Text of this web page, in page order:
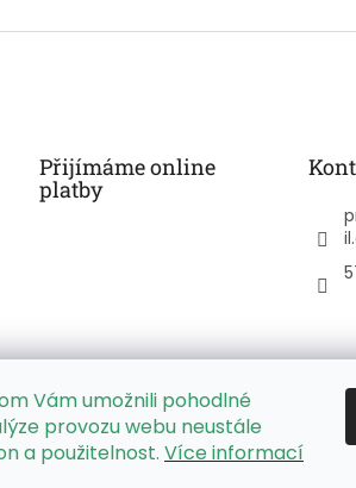
Vám umožnili pohodlné
provozu webu neustále
a použitelnost. Více informací
Přijímáme online
platby
- mapa výdejních míst